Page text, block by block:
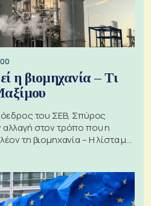
η βιομηχανία – Τι
του ΣΕΒ, Σπύρος
στον τρόπο που η
τη βιομηχανία – Η λίστα με